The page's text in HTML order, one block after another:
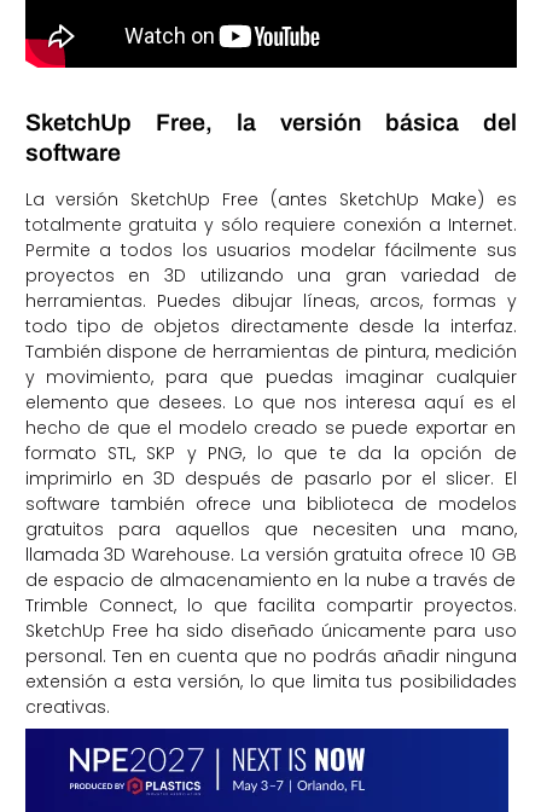
SketchUp Free, la versión básica del
software
La versión SketchUp Free (antes SketchUp Make) es
totalmente gratuita y sólo requiere conexión a Internet.
Permite a todos los usuarios modelar fácilmente sus
proyectos en 3D utilizando una gran variedad de
herramientas. Puedes dibujar líneas, arcos, formas y
todo tipo de objetos directamente desde la interfaz.
También dispone de herramientas de pintura, medición
y movimiento, para que puedas imaginar cualquier
elemento que desees. Lo que nos interesa aquí es el
hecho de que el modelo creado se puede exportar en
formato STL, SKP y PNG, lo que te da la opción de
imprimirlo en 3D después de pasarlo por el slicer. El
software también ofrece una biblioteca de modelos
gratuitos para aquellos que necesiten una mano,
llamada 3D Warehouse. La versión gratuita ofrece 10 GB
de espacio de almacenamiento en la nube a través de
Trimble Connect, lo que facilita compartir proyectos.
SketchUp Free ha sido diseñado únicamente para uso
personal. Ten en cuenta que no podrás añadir ninguna
extensión a esta versión, lo que limita tus posibilidades
creativas.